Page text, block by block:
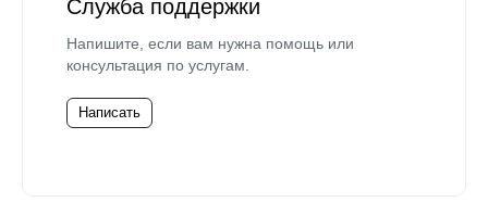
Служба поддержки
Напишите, если вам нужна помощь или
консультация по услугам.
Написать